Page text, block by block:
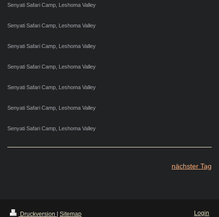
Senyati Safari Camp, Leshoma Valley
Senyati Safari Camp, Leshoma Valley
Senyati Safari Camp, Leshoma Valley
Senyati Safari Camp, Leshoma Valley
Senyati Safari Camp, Leshoma Valley
Senyati Safari Camp, Leshoma Valley
Senyati Safari Camp, Leshoma Valley
nächster Tag
Druckversion Sitemap Login